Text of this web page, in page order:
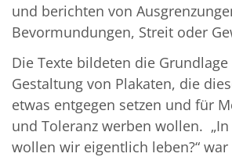
und berichten von
Bevormundungen, Streit oder
Die Texte bildeten die
Gestaltung von Plakaten, die
etwas entgegen setzen und für
und Toleranz werben wollen.
wollen wir eigentlich leben?“